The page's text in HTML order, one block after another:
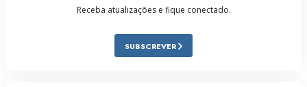
Receba atualizações e fique conectado.
SUBSCREVER